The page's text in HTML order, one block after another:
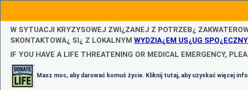
W SYTUACJI KRYZYSOWEJ ZWI¿ZANEJ Z POTRZEB¿
SKONTAKTOWA¿ SI¿ Z LOKALNYM WYDZIA¿EM US¿UG
IF YOU HAVE A LIFE THREATENING OR MEDICAL EMERGENCY,
Masz moc, aby darować komuś życie. Kliknij tutaj, aby uzyskać więcej